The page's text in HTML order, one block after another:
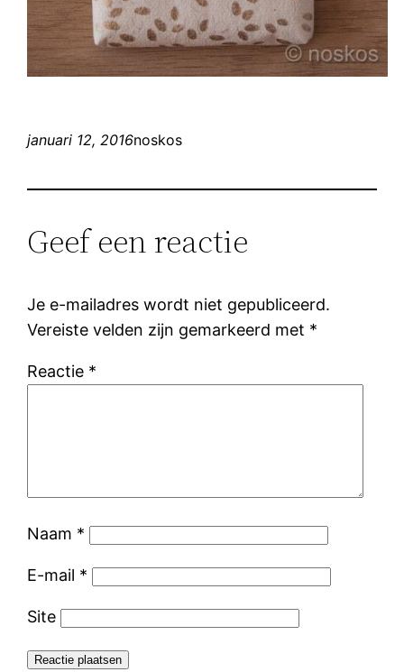
januari 12, 2016noskos
Geef een reactie
Je e-mailadres wordt niet gepubliceerd.
Vereiste velden zijn gemarkeerd met *
Reactie *
Naam *
E-mail *
Site